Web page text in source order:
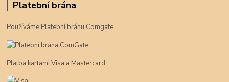
Platební brána
Používáme Platební bránu Comgate
Platba kartami Visa a Mastercard